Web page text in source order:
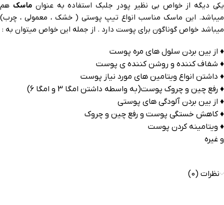
یکی دیگه از خواص بی نظیر پودر جلبک استفاده به عنوانماسک هم
میباشد. این ماسک مناسب انواع تیپ پوستی ( خشک ، معمولی ، چرب)
میباشد خواص گوناگون برای پوست دارد . از جمله این خواص میتوان به :
♦ از بین بردن سلول های مره پوست
♦ شفاف کننده و روشن کننده ی پوست
♦ داشتن انواع ویتامین های مورد نیاز پوست
♦ رفع چین و چروک پوست(به واسطه داشتن امگا 3 و امگا 6)
♦ از بین بردن آلودگی های پوستی
♦ کاهش خستگی پوست و رفع چین و چروک
♦ ویتامینه کردن پوست
و غیره
نظرات (0)